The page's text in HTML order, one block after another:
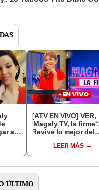
a
[ATV EN VIVO] VER,
'Magaly TV, la firme':
Revive lo mejor del
LEER MÁS
ÚLTIMO